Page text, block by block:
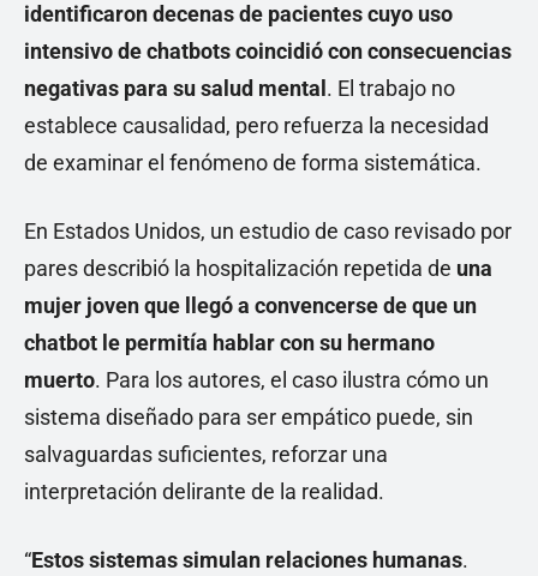
identificaron decenas de pacientes cuyo uso
intensivo de chatbots coincidió con consecuencias
negativas para su salud mental . El trabajo no
establece causalidad, pero refuerza la necesidad
de examinar el fenómeno de forma sistemática.
En Estados Unidos, un estudio de caso revisado por
pares describió la hospitalización repetida de una
mujer joven que llegó a convencerse de que un
chatbot le permitía hablar con su hermano
muerto. Para los autores, el caso ilustra cómo un
sistema diseñado para ser empático puede, sin
salvaguardas suficientes, reforzar una
interpretación delirante de la realidad.
“Estos sistemas simulan relaciones humanas.